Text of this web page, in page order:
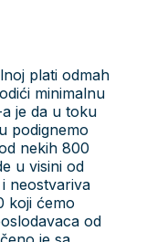
plati odmah
minimalnu
je da u toku
podignemo
nekih 800
u visini od
neostvariva
koji ćemo
od